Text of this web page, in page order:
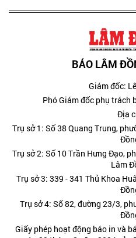
BÁO LÂM
Giám đốc:
Phó Giám đốc phụ trách
Địa
Trụ sở 1: Số 38 Quang Trung,
Trụ sở 2: Số 10 Trần Hưng Đạo,
Lâm
Trụ sở 3: 339 - 341 Thủ Khoa
Trụ sở 4: Số 82, đường 23/3,
Giấy phép hoạt động báo in và